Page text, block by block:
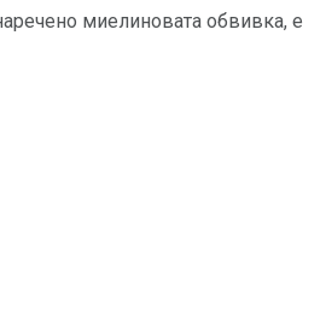
миелиновата обвивка, е